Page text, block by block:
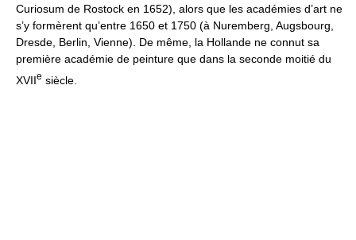
Curiosum de Rostock en 1652), alors que les académies d’art ne
s’y formèrent qu’entre 1650 et 1750 (à Nuremberg, Augsbourg,
Dresde, Berlin, Vienne). De même, la Hollande ne connut sa
première académie de peinture que dans la seconde moitié du
XVIIe siècle.